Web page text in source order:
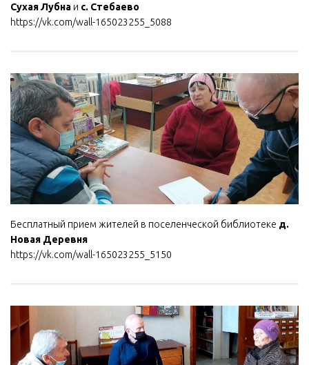
Сухая Лубна и с. Стебаево
https://vk.com/wall-165023255_5088
Бесплатный прием жителей в поселенческой библиотеке д.
Новая Деревня
https://vk.com/wall-165023255_5150